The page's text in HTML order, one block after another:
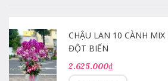
CHẬU LAN 10 CÀNH
ĐỘT BIẾN
2.625.000₫